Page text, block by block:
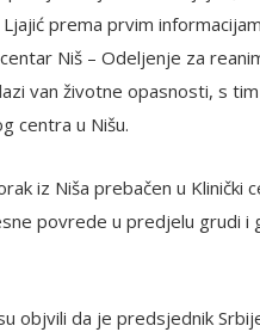
prema prvim
Niš – Odeljenje za
van životne opasnosti, s
centra u Nišu.
iz Niša prebačen u
povrede u predjelu grudi i
objvili da je predsjednik